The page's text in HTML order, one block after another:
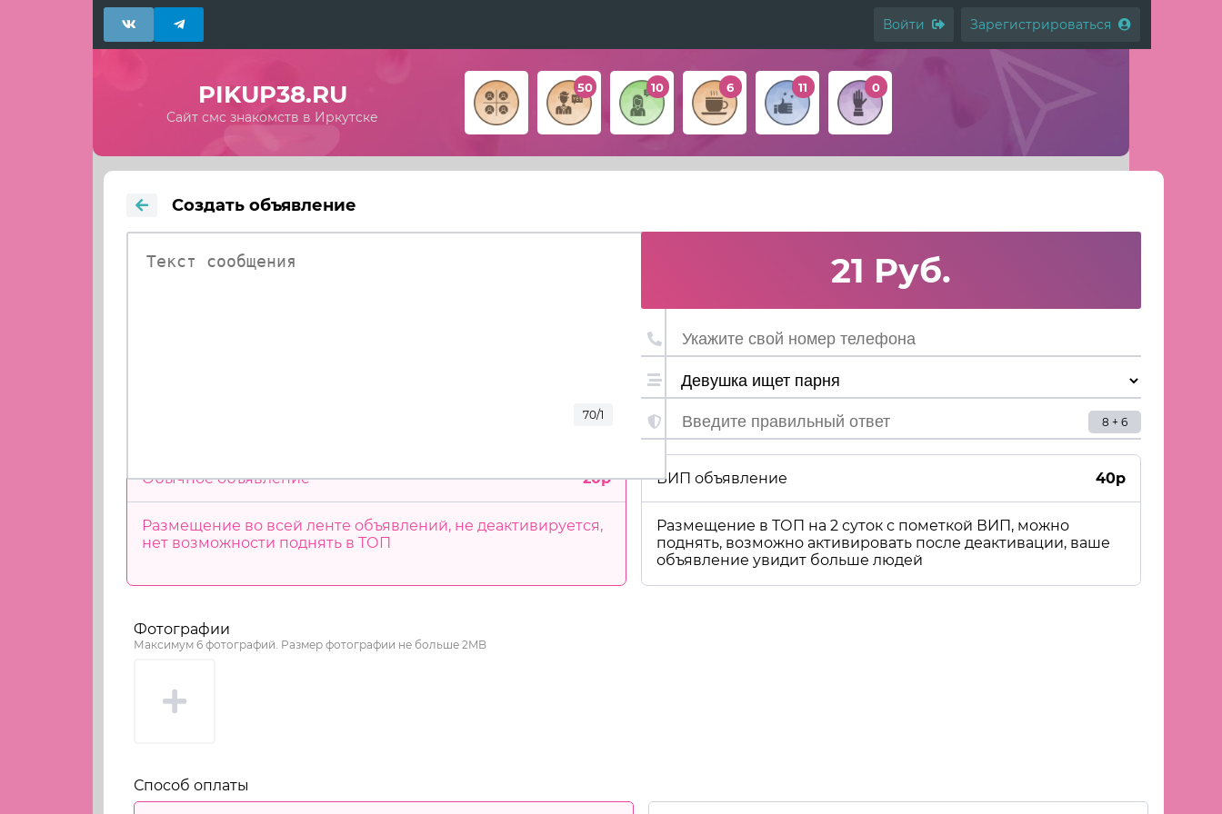
Войти Зарегистрироваться
PIKUP38.RU
Сайт смс знакомств в Иркутске
50 10 6 11 0
Создать объявление
70/1
21 Руб.
8 + 6
Обычное объявление 20р
Размещение во всей ленте объявлений, не деактивируется,
нет возможности поднять в ТОП
ВИП объявление 40р
Размещение в ТОП на 2 суток с пометкой ВИП, можно
поднять, возможно активировать после деактивации, ваше
объявление увидит больше людей
Фотографии
Максимум 6 фотографий. Размер фотографии не больше 2MB
Способ оплаты